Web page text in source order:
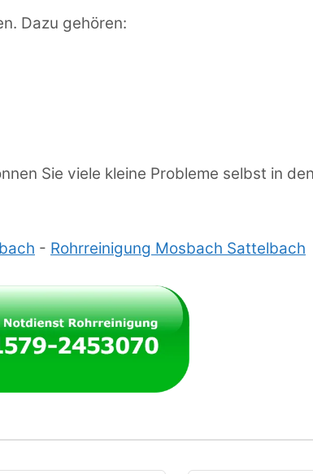
Dazu gehören:
Sie viele kleine Probleme selbst in
- Rohrreinigung Mosbach Sattelbach